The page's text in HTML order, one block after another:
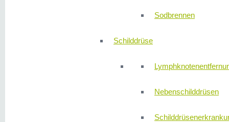
Sodbrennen
Schilddrüse
Nebenschilddrüsen